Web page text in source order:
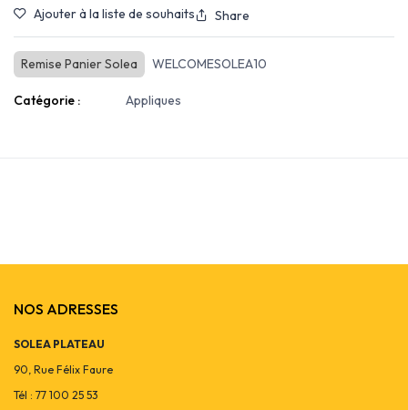
Ajouter à la liste de souhaits Share
Remise Panier Solea WELCOMESOLEA10
Catégorie : Appliques
NOS ADRESSES
SOLEA PLATEAU
90, Rue Félix Faure
Tél : 77 100 25 53